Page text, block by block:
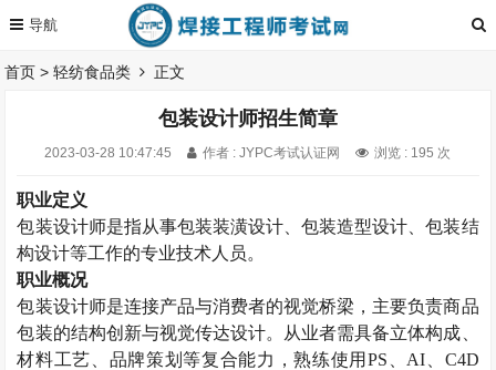
首页 >轻纺食品类 正文
包装设计师招生简章
2023-03-28 10:47:45 作者 : JYPC考试认证网 浏览 : 195 次
职业定义
包装设计师是指从事包装装潢设计、包装造型设计、包装结
构设计等工作的专业技术人员。
职业概况
包装设计师是连接产品与消费者的视觉桥梁，主要负责商品
包装的结构创新与视觉传达设计。从业者需具备立体构成、
材料工艺、品牌策划等复合能力，熟练使用 PS AI
C4D